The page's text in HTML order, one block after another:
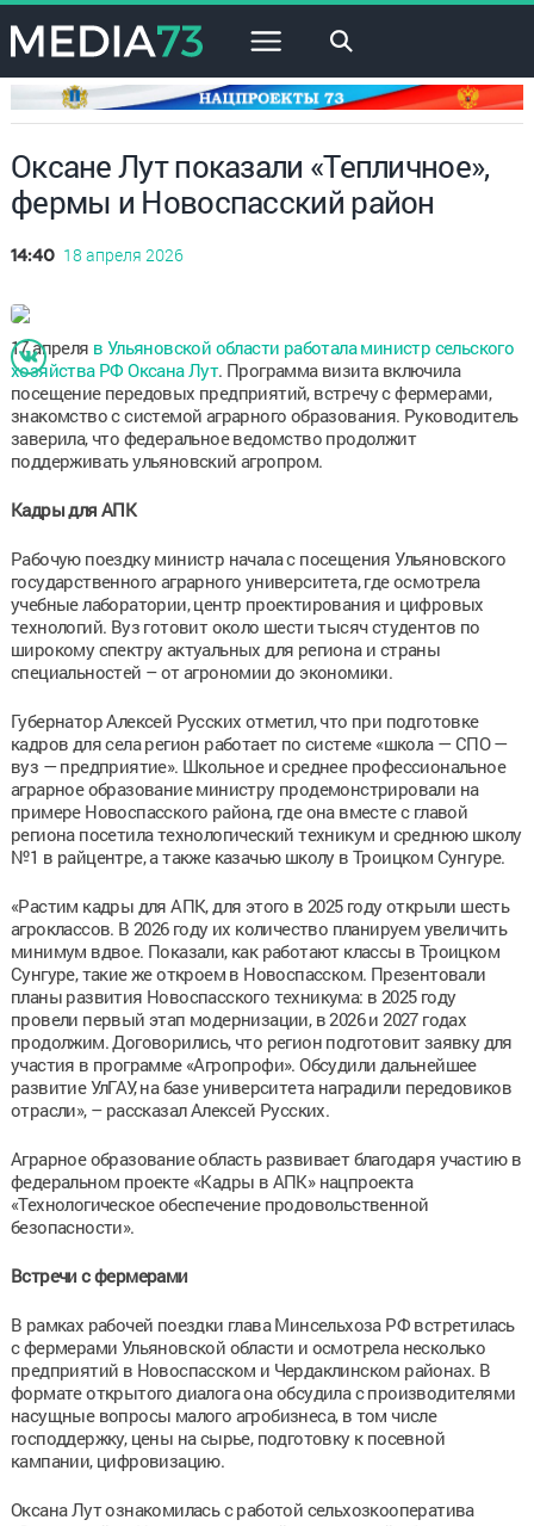
×
Оксане Лут показали «Тепличное»,
фермы и Новоспасский район
14:40 18 апреля 2026
17 апреля в Ульяновской области работала министр сельского
хозяйства РФ Оксана Лут. Программа визита включила
посещение передовых предприятий, встречу с фермерами,
знакомство с системой аграрного образования. Руководитель
заверила, что федеральное ведомство продолжит
поддерживать ульяновский агропром.
Кадры для АПК
Рабочую поездку министр начала с посещения Ульяновского
государственного аграрного университета, где осмотрела
учебные лаборатории, центр проектирования и цифровых
технологий. Вуз готовит около шести тысяч студентов по
широкому спектру актуальных для региона и страны
специальностей – от агрономии до экономики.
Губернатор Алексей Русских отметил, что при подготовке
кадров для села регион работает по системе «школа — СПО —
вуз — предприятие». Школьное и среднее профессиональное
аграрное образование министру продемонстрировали на
примере Новоспасского района, где она вместе с главой
региона посетила технологический техникум и среднюю школу
№1 в райцентре, а также казачью школу в Троицком Сунгуре.
«Растим кадры для АПК, для этого в 2025 году открыли шесть
агроклассов. В 2026 году их количество планируем увеличить
минимум вдвое. Показали, как работают классы в Троицком
Сунгуре, такие же откроем в Новоспасском. Презентовали
планы развития Новоспасского техникума: в 2025 году
провели первый этап модернизации, в 2026 и 2027 годах
продолжим. Договорились, что регион подготовит заявку для
участия в программе «Агропрофи». Обсудили дальнейшее
развитие УлГАУ, на базе университета наградили передовиков
отрасли», – рассказал Алексей Русских.
Аграрное образование область развивает благодаря участию в
федеральном проекте «Кадры в АПК» нацпроекта
«Технологическое обеспечение продовольственной
безопасности».
Встречи с фермерами
В рамках рабочей поездки глава Минсельхоза РФ встретилась
с фермерами Ульяновской области и осмотрела несколько
предприятий в Новоспасском и Чердаклинском районах. В
формате открытого диалога она обсудила с производителями
насущные вопросы малого агробизнеса, в том числе
господдержку, цены на сырье, подготовку к посевной
кампании, цифровизацию.
Оксана Лут ознакомилась с работой сельхозкооператива